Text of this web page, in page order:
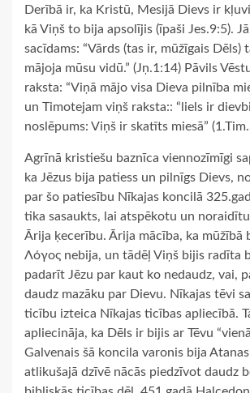
Derībā ir, ka Kristū, Mesijā Dievs ir
kā Viņš to bija apsolījis (īpaši Jes.9:5).
sacīdams: “Vārds (tas ir, mūžīgais Dēls)
mājoja mūsu vidū.” (Jņ.1:14) Pāvils
raksta: “Viņā mājo visa Dieva pilnība
un Timotejam viņš raksta:: “liels ir
noslēpums: Viņš ir skatīts miesā”
Agrīnā kristiešu baznīca viennozīmīgi
ka Jēzus bija patiess un pilnīgs Dievs,
par šo patiesību Nīkajas koncilā
tika sasaukts, lai atspēkotu un
Ārija ķecerību. Ārija mācība, ka mūžībā
Λόγος nebija, un tādēļ Viņš bijis radīta
padarīt Jēzu par kaut ko nedaudz, vai,
daudz mazāku par Dievu. Nīkajas tēvi
ticību izteica Nīkajas ticības apliecībā.
apliecināja, ka Dēls ir bijis ar Tēvu
Galvenais šā koncila varonis bija
atlikušajā dzīvē nācās piedzīvot daudz